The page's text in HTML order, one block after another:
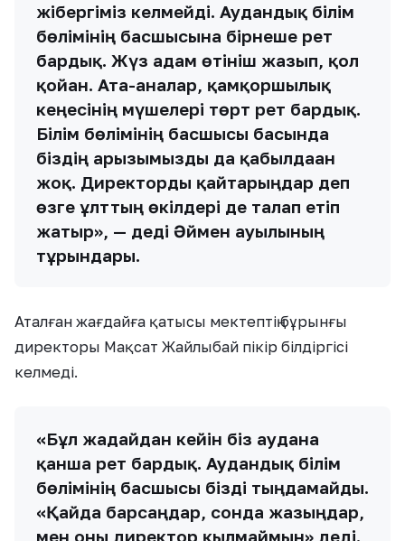
жібергіміз келмейді. Аудандық білім
бөлімінің басшысына бірнеше рет
бардық. Жүз адам өтініш жазып, қол
қойған. Ата-аналар, қамқоршылық
кеңесінің мүшелері төрт рет бардық.
Білім бөлімінің басшысы басында
біздің арызымызды да қабылдаған
жоқ. Директорды қайтарыңдар деп
өзге ұлттың өкілдері де талап етіп
жатыр», — деді Әймен ауылының
тұрғындары.
Аталған жағдайға қатысы мектептің бұрынғы
директоры Мақсат Жайлыбай пікір білдіргісі
келмеді.
«Бұл жағдайдан кейін біз ауданға
қанша рет бардық. Аудандық білім
бөлімінің басшысы бізді тыңдамайды.
«Қайда барсаңдар, сонда жазыңдар,
мен оны директор қылмаймын» деді.